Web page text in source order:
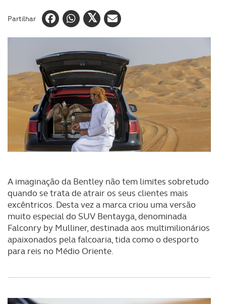
Partilhar
A imaginação da Bentley não tem limites sobretudo
quando se trata de atrair os seus clientes mais
excêntricos. Desta vez a marca criou uma versão
muito especial do SUV Bentayga, denominada
Falconry by Mulliner, destinada aos multimilionários
apaixonados pela falcoaria, tida como o desporto
para reis no Médio Oriente.